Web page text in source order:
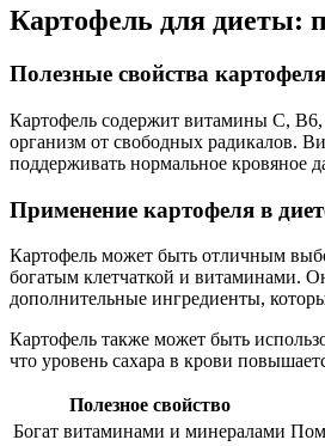
Картофель для диеты:
Полезные свойства картофеля
Картофель содержит витамины C,
организм от свободных радикалов.
поддерживать нормальное кровяное
Применение картофеля в
Картофель может быть отличным
богатым клетчаткой и витаминами.
дополнительные ингредиенты,
Картофель также может быть
что уровень сахара в крови
Полезное свойство
Богат витаминами и минералами